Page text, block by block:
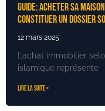
Guide: Acheter sa
constituer un dossier
12 mars 2025
L’achat immobilier
islamique représente
Lire la suite »